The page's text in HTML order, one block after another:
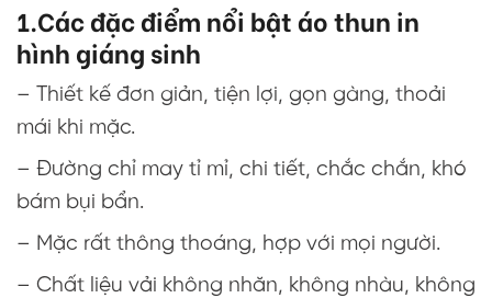
1.Các đặc điểm nổi bật áo thun in
hình giáng sinh
– Thiết kế đơn giản, tiện lợi, gọn gàng, thoải
mái khi mặc.
– Đường chỉ may tỉ mỉ, chi tiết, chắc chắn, khó
bám bụi bẩn.
– Mặc rất thông thoáng, hợp với mọi người.
– Chất liệu vải không nhăn, không nhàu, không